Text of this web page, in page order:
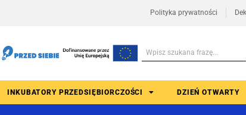
Polityka prywatności
INKUBATORY PRZEDSIĘBIORCZOŚCI DZIEŃ OTWARTY